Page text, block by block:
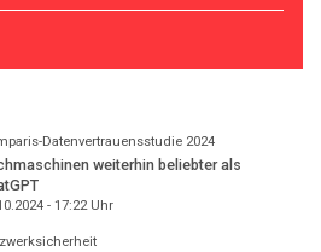
Datenvertrauensstudie 2024
weiterhin beliebter als
- 17:22Uhr